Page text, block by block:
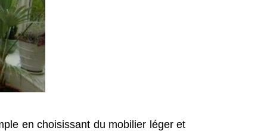
en choisissant du mobilier léger et